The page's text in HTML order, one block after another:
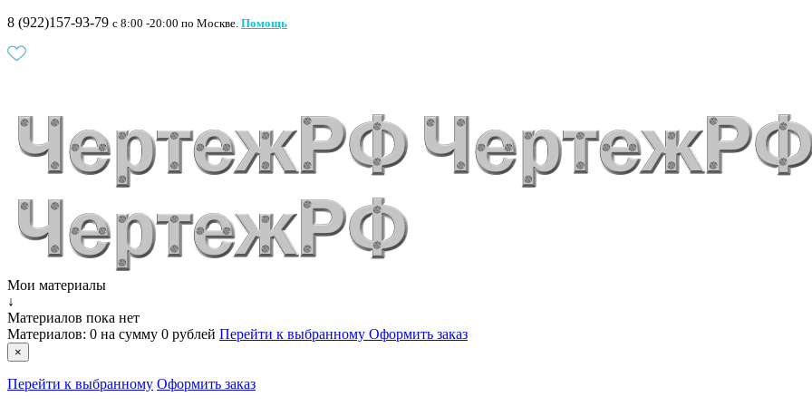
8 (922)157-93-79 c 8:00 -20:00 по Москве. Помощь
Мои материалы
↓
Материалов пока нет
Материалов: 0 на сумму 0 рублей Перейти к выбранному Оформить заказ
×
Перейти к выбранному Оформить заказ